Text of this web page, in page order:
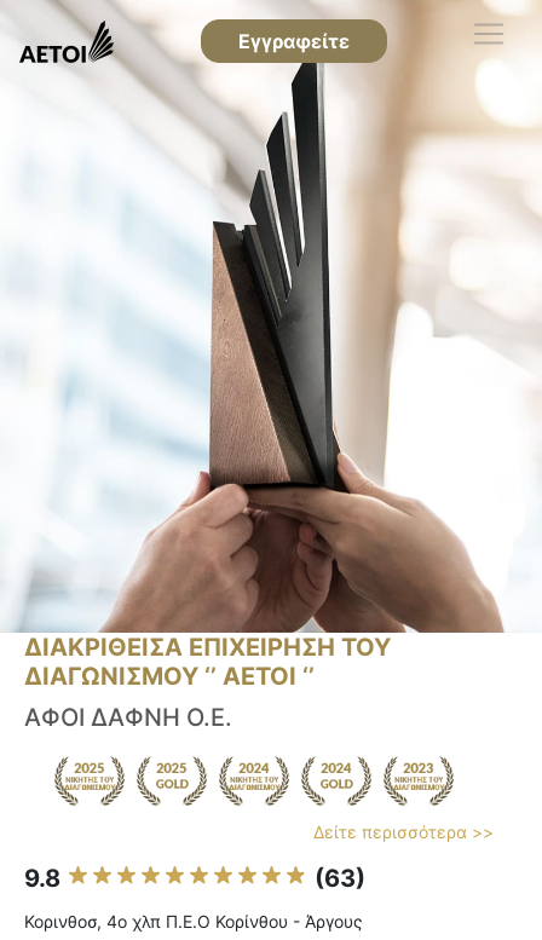
Εγγραφείτε
ΔΙΑΚΡΙΘΕΙΣΑ ΕΠΙΧΕΙΡΗΣΗ ΤΟΥ
ΔΙΑΓΩΝΙΣΜΟΥ ‘’ ΑΕΤΟΙ ‘’
ΑΦΟΙ ΔΑΦΝΗ Ο.Ε.
Δείτε περισσότερα >>
9.8 (63)
Κορινθοσ, 4ο χλπ Π.Ε.Ο Κορίνθου - Άργους